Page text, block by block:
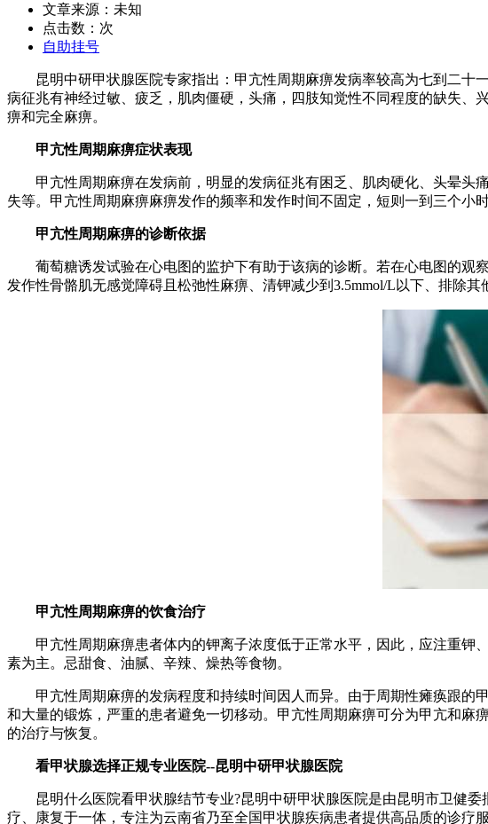
文章来源：未知
点击数： 次
自助挂号
昆明中研甲状腺医院专家指出：甲亢性周期麻痹发病率较高为七到二十
病征兆有神经过敏、疲乏，肌肉僵硬，头痛，四肢知觉性不同程度的缺失
痹和完全麻痹。
甲亢性周期麻痹症状表现
甲亢性周期麻痹在发病前，明显的发病征兆有困乏、肌肉硬化、头晕头
失等。甲亢性周期麻痹麻痹发作的频率和发作时间不固定，短则一到三个小
甲亢性周期麻痹的诊断依据
葡萄糖诱发试验在心电图的监护下有助于该病的诊断。若在心电图的观
发作性骨骼肌无感觉障碍且松弛性麻痹、清钾减少到3.5mmol/L以下、排除其
甲亢性周期麻痹的饮食治疗
甲亢性周期麻痹患者体内的钾离子浓度低于正常水平，因此，应注重钾
素为主。忌甜食、油腻、辛辣、燥热等食物。
甲亢性周期麻痹的发病程度和持续时间因人而异。由于周期性瘫痪跟的
和大量的锻炼，严重的患者避免一切移动。甲亢性周期麻痹可分为甲亢和
的治疗与恢复。
看甲状腺选择正规专业医院--昆明中研甲状腺医院
昆明什么医院看甲状腺结节专业?昆明中研甲状腺医院是由昆明市卫健委
疗、康复于一体，专注为云南省乃至全国甲状腺疾病患者提供高品质的诊疗服